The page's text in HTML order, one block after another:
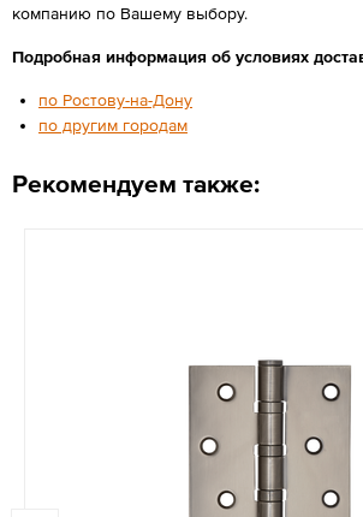
компанию по Вашему выбору.
Подробная информация об условиях
по Ростову-на-Дону
по другим городам
Рекомендуем также: